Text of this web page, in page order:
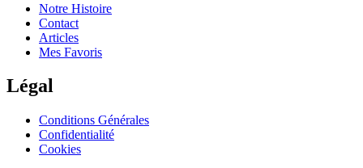
Notre Histoire
Contact
Articles
Mes Favoris
Légal
Conditions Générales
Confidentialité
Cookies